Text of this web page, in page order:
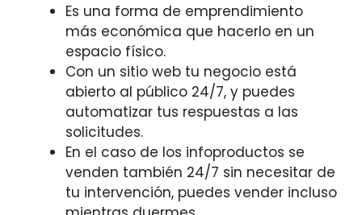
Es una forma de emprendimiento
más económica que hacerlo en un
espacio físico.
Con un sitio web tu negocio está
abierto al público 24/7, y puedes
automatizar tus respuestas a las
solicitudes.
En el caso de los infoproductos se
venden también 24/7 sin necesitar de
tu intervención, puedes vender incluso